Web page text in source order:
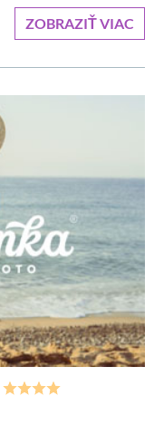
ZOBRAZIŤ VIAC